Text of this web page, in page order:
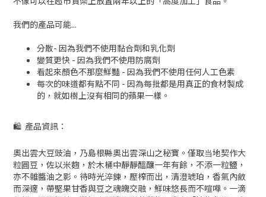
我們的產品可能...
分散- 因為我們不使用黏合劑和乳化劑
變質更快 - 因為我們不使用防腐劑
看起來顏色不那麼鮮豔 - 因為我們不使用任何人工色素
每次的味道都有點不同 - 因為每批都是用真正的食材製成
的，就如樹上沒有相同的蘋果一樣。
🛍 產品資訊：
奧出雲大豆豉油，乃島根縣奧出雲深山之秘寶。僅取当地契作大
粒圓豆，佐以米麴，於木桶中靜靜醞釀一年有餘，不添一粒鹽，
亦不雜醬油之影。待時光淬鍊，壓榨而出，清澄琥珀，香氣內斂
而深邃，帶堅果甘香與豆之魂魄交融，鮮味悠長而不喧嘩。一滴